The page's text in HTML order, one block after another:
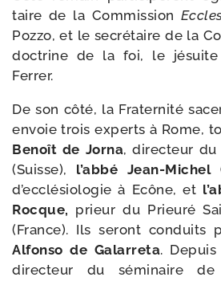
taire de la Commission
Pozzo, et le secré­taire de la
doc­trine de la foi, le jésuite
Ferrer.
De son côté, la Fraternité
envoie trois experts à Rome,
Benoît de Jorna, direc­teur du
(Suisse), l’abbé Jean-​Michel
d’ecclésiologie à Ecône, et
Rocque, prieur du Prieuré
(France). Ils seront conduits
Alfonso de Galarreta.
direc­teur du sémi­naire